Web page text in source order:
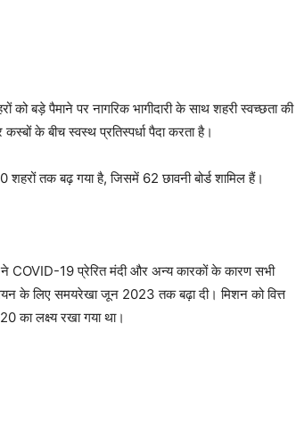
को बड़े पैमाने पर नागरिक भागीदारी के साथ शहरी स्वच्छता की
के बीच स्वस्थ प्रतिस्पर्धा पैदा करता है।
तक बढ़ गया है, जिसमें 62 छावनी बोर्ड शामिल हैं।
COVID-19 प्रेरित मंदी और अन्य कारकों के कारण सभी
के लिए समयरेखा जून 2023 तक बढ़ा दी। मिशन को वित्त
का लक्ष्य रखा गया था।